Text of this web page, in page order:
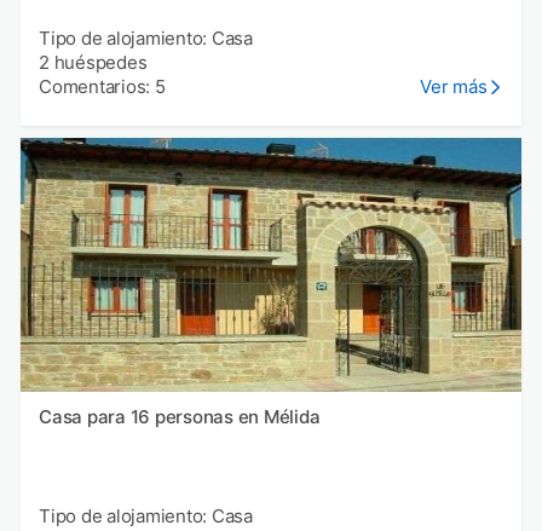
Tipo de alojamiento: Casa
2 huéspedes
Comentarios: 5
Ver más
Casa para 16 personas en Mélida
Tipo de alojamiento: Casa